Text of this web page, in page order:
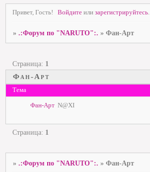
Привет, Гость! Войдите илизарегистрируйтесь.
».:Форум по "NARUTO":. »Фан-Арт
Фан-Арт
Страница: 1
Тема
Фан-Арт N@XI
Страница: 1
».:Форум по "NARUTO":. »Фан-Арт